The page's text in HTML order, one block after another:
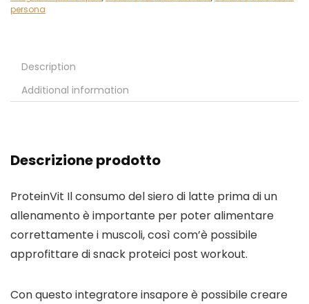
persona
Description
Additional information
Descrizione prodotto
ProteinVit Il consumo del siero di latte prima di un
allenamento è importante per poter alimentare
correttamente i muscoli, così com’è possibile
approfittare di snack proteici post workout.
Con questo integratore insapore è possibile creare